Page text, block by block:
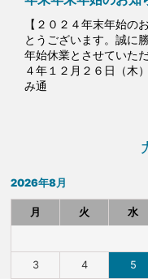
【２０２４年末年始の
とうございます。誠に
年始休業とさせていた
４年１２月２６日（木
み通
2026年8月
月 火 水
3 4 5